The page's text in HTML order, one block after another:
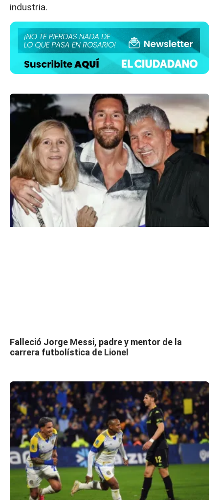
industria.
Falleció Jorge Messi, padre y mentor de la
carrera futbolística de Lionel